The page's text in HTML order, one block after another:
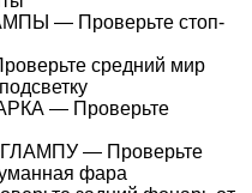
— Проверьте стоп-
средний мир
— Проверьте
— Проверьте
фара